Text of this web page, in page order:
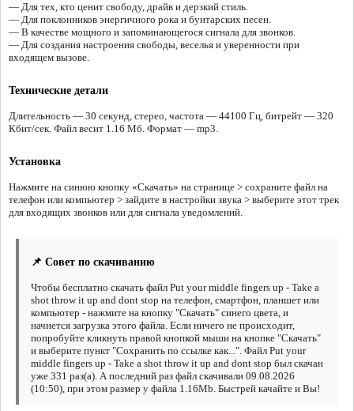
— Для тех, кто ценит свободу, драйв и дерзкий стиль.
— Для поклонников энергичного рока и бунтарских песен.
— В качестве мощного и запоминающегося сигнала для звонков.
— Для создания настроения свободы, веселья и уверенности при
входящем вызове.
Технические детали
Длительность — 30 секунд, стерео, частота — 44100 Гц, битрейт — 320
Кбит/сек. Файл весит 1.16 Мб. Формат — mp3.
Установка
Нажмите на синюю кнопку «Скачать» на странице > сохраните файл на
телефон или компьютер > зайдите в настройки звука > выберите этот трек
для входящих звонков или для сигнала уведомлений.
📌 Совет по скачиванию
Чтобы бесплатно скачать файл Put your middle fingers up - Take a
shot throw it up and dont stop на телефон, смартфон, планшет или
компьютер - нажмите на кнопку "Скачать" синего цвета, и
начнется загрузка этого файла. Если ничего не происходит,
попробуйте кликнуть правой кнопкой мыши на кнопке "Скачать"
и выберите пункт "Сохранить по ссылке как...". Файл Put your
middle fingers up - Take a shot throw it up and dont stop был скачан
уже 331 раз(а). А последний раз файл скачивали 09.08.2026
(10:50), при этом размер у файла 1.16Mb. Быстрей качайте и Вы!